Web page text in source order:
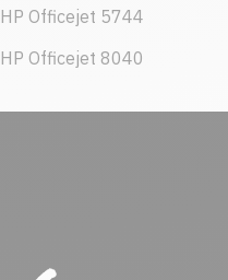
HP Officejet 5744
HP Officejet 8040